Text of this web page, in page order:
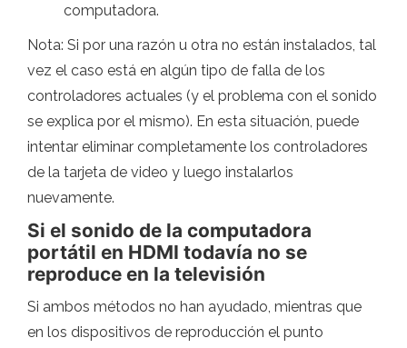
computadora.
Nota: Si por una razón u otra no están instalados, tal
vez el caso está en algún tipo de falla de los
controladores actuales (y el problema con el sonido
se explica por el mismo). En esta situación, puede
intentar eliminar completamente los controladores
de la tarjeta de video y luego instalarlos
nuevamente.
Si el sonido de la computadora
portátil en HDMI todavía no se
reproduce en la televisión
Si ambos métodos no han ayudado, mientras que
en los dispositivos de reproducción el punto